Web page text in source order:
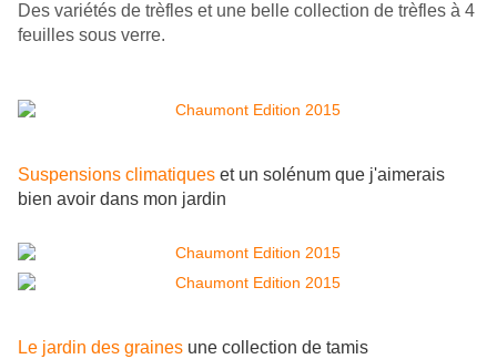
Des variétés de trèfles et une belle collection de trèfles à 4
feuilles sous verre.
Suspensions climatiques et un solénum que j'aimerais
bien avoir dans mon jardin
Le jardin des graines une collection de tamis